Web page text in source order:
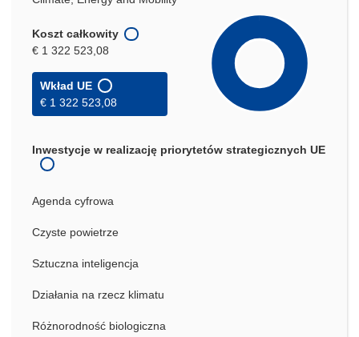
Koszt całkowity
€ 1 322 523,08
Wkład UE
€ 1 322 523,08
Inwestycje w realizację priorytetów strategicznych UE
Agenda cyfrowa
Czyste powietrze
Sztuczna inteligencja
Działania na rzecz klimatu
Różnorodność biologiczna